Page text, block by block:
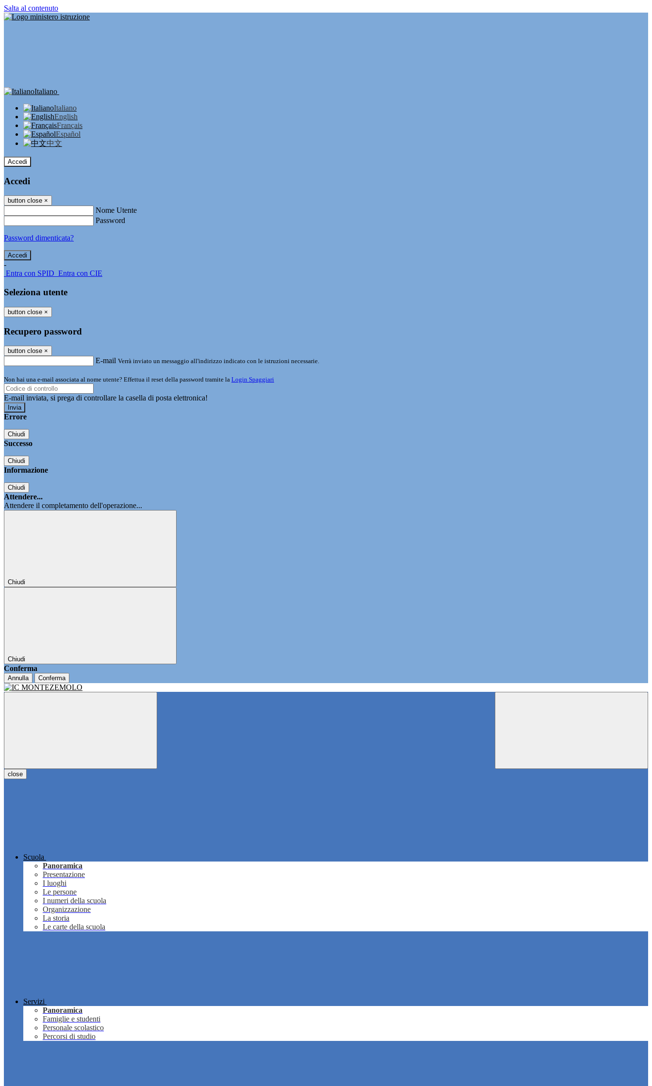
Salta al contenuto
Italiano
Italiano
English
Français
Español
中文
Accedi
Accedi
button close ×
Nome Utente
Password
Password dimenticata?
-
Entra con SPID Entra con CIE
Seleziona utente
button close ×
Recupero password
button close ×
E-mail Verrà inviato un messaggio all'indirizzo indicato con le istruzioni necessarie.
Non hai una e-mail associata al nome utente? Effettua il reset della password tramite la Login Spaggiari
E-mail inviata, si prega di controllare la casella di posta elettronica!
Errore
Chiudi
Successo
Chiudi
Informazione
Chiudi
Attendere...
Attendere il completamento dell'operazione...
Chiudi
Chiudi
Conferma
Annulla Conferma
close
Scuola
Panoramica
Presentazione
I luoghi
Le persone
I numeri della scuola
Organizzazione
La storia
Le carte della scuola
Servizi
Panoramica
Famiglie e studenti
Personale scolastico
Percorsi di studio